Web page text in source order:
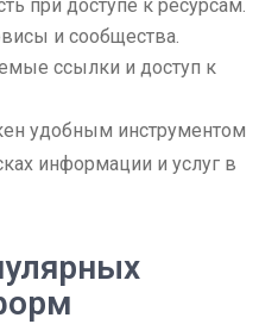
при доступе к ресурсам.
и сообщества.
ссылки и доступ к
удобным инструментом
информации и услуг в